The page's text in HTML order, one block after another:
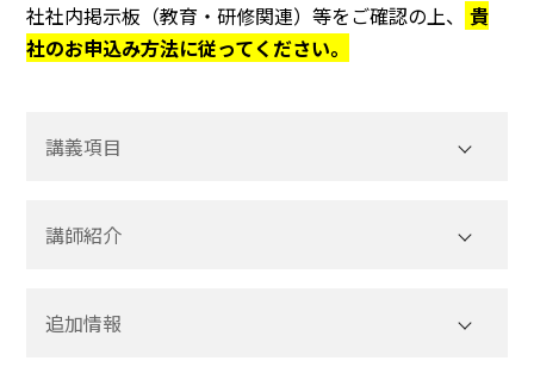
社社内掲示板（教育・研修関連）等をご確認の上、 貴
社のお申込み方法に従ってください。
講義項目
(3) 保険業界にとっての顧客中心主義
講師紹介
デロイトトーマツコンサルティング合同会社
追加情報